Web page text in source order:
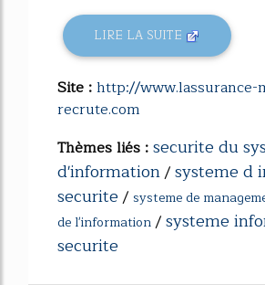
LIRE LA SUITE
Site :http://www.lassurance-
recrute.com
Thèmes liés :securite du
d'information/systeme d
securite/ systeme de
de l'information/systeme
securite